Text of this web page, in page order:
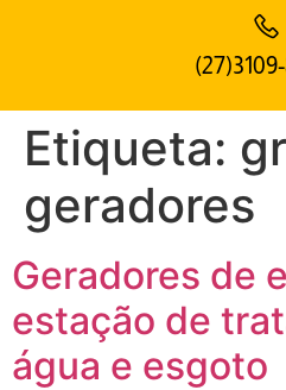
Etiqueta:
geradores
Geradores de
estação de
água e esgoto